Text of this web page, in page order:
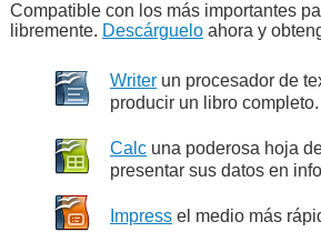
Compatible con los más importantes
libremente. Descárguelo ahora y
Writer un procesador de
producir un libro completo.
Calc una poderosa hoja
presentar sus datos en
Impress el medio más